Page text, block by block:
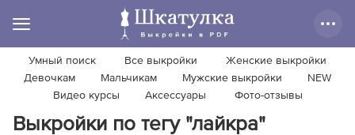
Умный поиск Все выкройки
Женские выкройки
Девочкам
Мальчикам Мужские выкройки
NEW
Видео курсы
Аксессуары Фото-отзывы
Выкройки по тегу "лайкра"